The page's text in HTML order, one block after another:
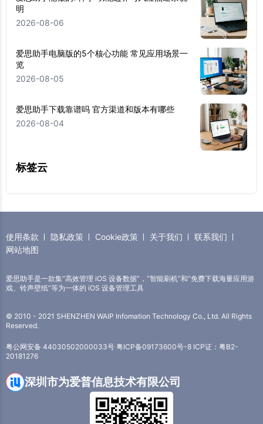
明
2026-08-06
爱思助手电脑版的5个核心功能 常见应用场景一
览
2026-08-05
爱思助手下载靠谱吗 官方渠道和版本有哪些
2026-08-04
标签云
使用条款 隐私政策 Cookie政策 关于我们
联系我们
网站地图
爱思助手是一款集“高效管理 iOS 设备数据”，“智能刷机”和“免费下载海量应用游
戏、铃声壁纸”等为一体的 iOS 设备管理工具
© 2010 - 2021 SHENZHEN WAIP Infomation Technology Co., Ltd. All Rights
Reserved.
粤公网安备 44030502000033号 粤ICP备09173600号-8 ICP证：粤B2-
20181276
深圳市为爱普信息技术有限公司